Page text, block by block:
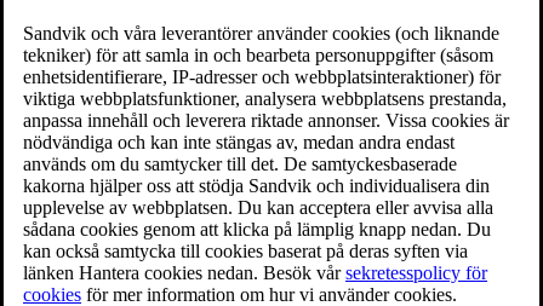
Sandvik och våra leverantörer använder cookies (och liknande
tekniker) för att samla in och bearbeta personuppgifter (såsom
enhetsidentifierare, IP-adresser och webbplatsinteraktioner) för
viktiga webbplatsfunktioner, analysera webbplatsens prestanda,
anpassa innehåll och leverera riktade annonser. Vissa cookies är
nödvändiga och kan inte stängas av, medan andra endast
används om du samtycker till det. De samtyckesbaserade
kakorna hjälper oss att stödja Sandvik och individualisera din
upplevelse av webbplatsen. Du kan acceptera eller avvisa alla
sådana cookies genom att klicka på lämplig knapp nedan. Du
kan också samtycka till cookies baserat på deras syften via
länken Hantera cookies nedan. Besök vårsekretesspolicy för
cookies för mer information om hur vi använder cookies.